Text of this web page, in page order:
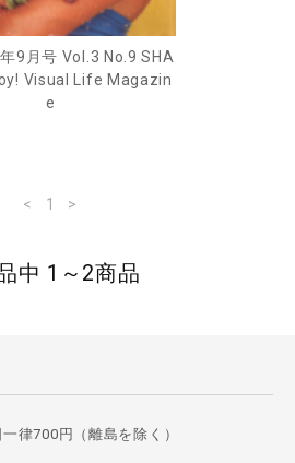
9月号 Vol.3 No.9 SHA
Visual Life Magazin
e
< 1 >
中 1～2商品
律700円（離島を除く）